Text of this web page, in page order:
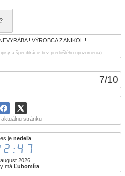
7/10
stránku
je nedeľa
2026
má Ľubomíra
! VÝROBCA ZANIKOL !
a špecifikácie bez predošlého upozornenia)